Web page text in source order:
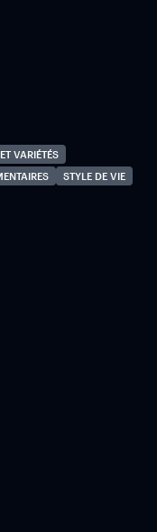
VARIÉTÉS
STYLE DE VIE